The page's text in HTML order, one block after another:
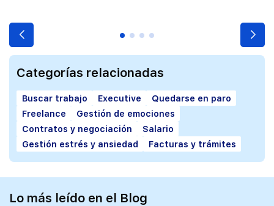
Categorías relacionadas
Buscar trabajo Executive
Quedarse en paro
Freelance
Gestión de emociones
Contratos y negociación
Salario
Gestión estrés y ansiedad
Facturas y trámites
Lo más leído en el Blog